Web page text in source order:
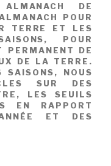
DE
POUR
TERRE ET LES
POUR
PERMANENT DE
DE LA TERRE.
NOUS
SUR DES
LES SEUILS
EN RAPPORT
ET DES